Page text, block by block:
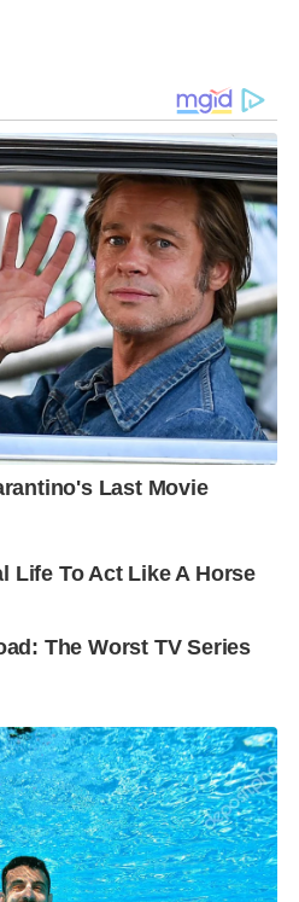
ของคณะกรรมการค่าจ้างในรูป
ล้วเสร็จไม่เกินกลางเดือน
มไปยังธนาคารแห่งประเทศ
เงินเฟ้อในประเทศไทยปี
เพื่อเอามาคำนวณได้
นค่าแรงขั้นต่ำแน่นอน
าพรวมเริ่มมีการฟื้นตัว ทั้งนี้
เงินเฟ้อที่คาดว่ามีแนวโน้มสูง
ฐกิจ ส่งผลให้ต้นทุนและราคา
ตัวเลข 400 บาททั่วประเทศ
นแต่ละจังหวัดไม่เท่ากัน
างขั้นต่ำ จะเป็นไปตาม
การครองชีพของลูกจ้าง ความ
จ้าง และสภาพเศรษฐกิจและ
จรจาหารือกันในระบบ
าค่าจ้างขั้นต่ำ นั้น ได้มีการใช้
รพิจารณาอัตราค่าจ้างขั้นต่ำ
ให้ตัวเลขค่าแรงขั้นต่ำของ
ากัน เนื่องจากแต่ละจังหวัดมี
น” นายพิพัฒน์ฯ กล่าว